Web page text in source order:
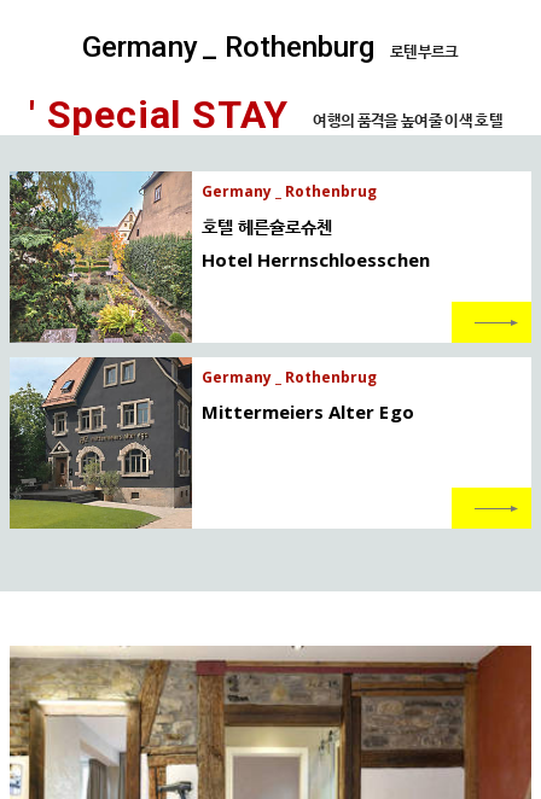
Germany_ Rothenburg 로텐부르크
' Special STAY 여행의 품격을 높여줄 이색 호텔
Germany _ Rothenbrug
호텔 헤른슐로슈첸
Hotel Herrnschloesschen
Germany _ Rothenbrug
Mittermeiers Alter Ego